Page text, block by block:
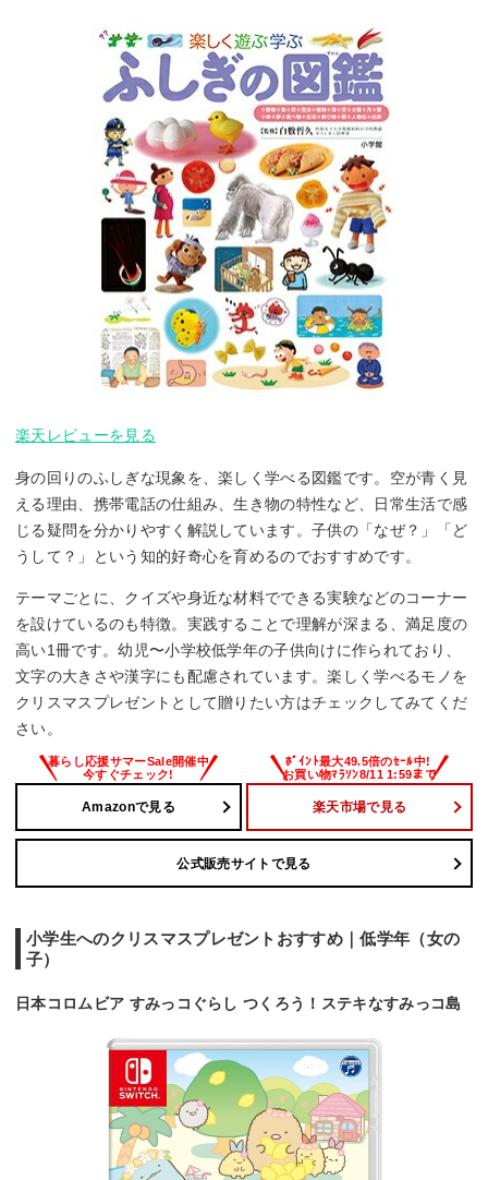
楽天レビューを見る
身の回りのふしぎな現象を、楽しく学べる図鑑です。空が青く見
える理由、携帯電話の仕組み、生き物の特性など、日常生活で感
じる疑問を分かりやすく解説しています。子供の「なぜ？」「ど
うして？」という知的好奇心を育めるのでおすすめです。
テーマごとに、クイズや身近な材料でできる実験などのコーナー
を設けているのも特徴。実践することで理解が深まる、満足度の
高い1冊です。幼児〜小学校低学年の子供向けに作られており、
文字の大きさや漢字にも配慮されています。楽しく学べるモノを
クリスマスプレゼントとして贈りたい方はチェックしてみてくだ
さい。
Amazonで見る 楽天市場で見る
公式販売サイトで見る
小学生へのクリスマスプレゼントおすすめ｜低学年（女の
子）
日本コロムビア すみっコぐらし つくろう！ステキなすみっコ島